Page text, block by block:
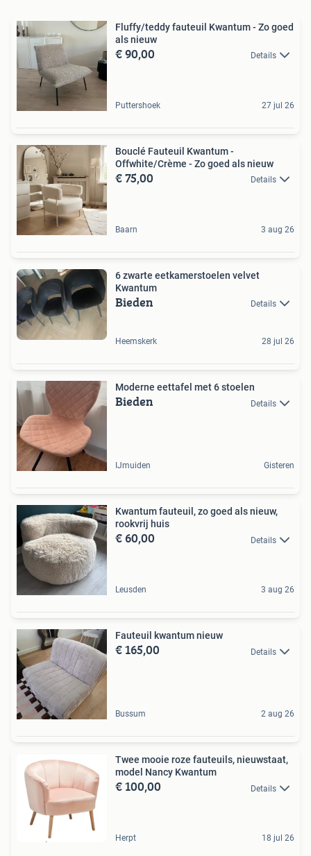
Fluffy/teddy fauteuil Kwantum - Zo goed
als nieuw
€ 90,00 Details
Puttershoek 27 jul 26
Bouclé Fauteuil Kwantum -
Offwhite/Crème - Zo goed als nieuw
€ 75,00 Details
Baarn 3 aug 26
6 zwarte eetkamerstoelen velvet
Kwantum
Bieden Details
Heemskerk 28 jul 26
Moderne eettafel met 6 stoelen
Bieden Details
IJmuiden Gisteren
Kwantum fauteuil, zo goed als nieuw,
rookvrij huis
€ 60,00 Details
Leusden 3 aug 26
Fauteuil kwantum nieuw
€ 165,00 Details
Bussum 2 aug 26
Twee mooie roze fauteuils, nieuwstaat,
model Nancy Kwantum
€ 100,00 Details
Herpt 18 jul 26